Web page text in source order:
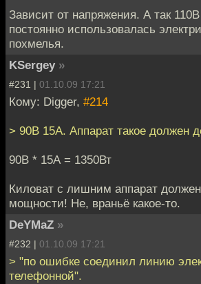
Зависит от напряжения. А так
постоянно использовалась
похмелья.
KSergey »
#231 | 01.10.09 17:21
Кому: Digger, #214
> 90В 15А. Аппарат такое должен
90В * 15А = 1350Вт
Киловат с лишним аппарат
мощности! Не, враньё какое-то.
DeYMaZ »
#232 | 01.10.09 17:21
> "по ошибке соединил линию
телефонной".